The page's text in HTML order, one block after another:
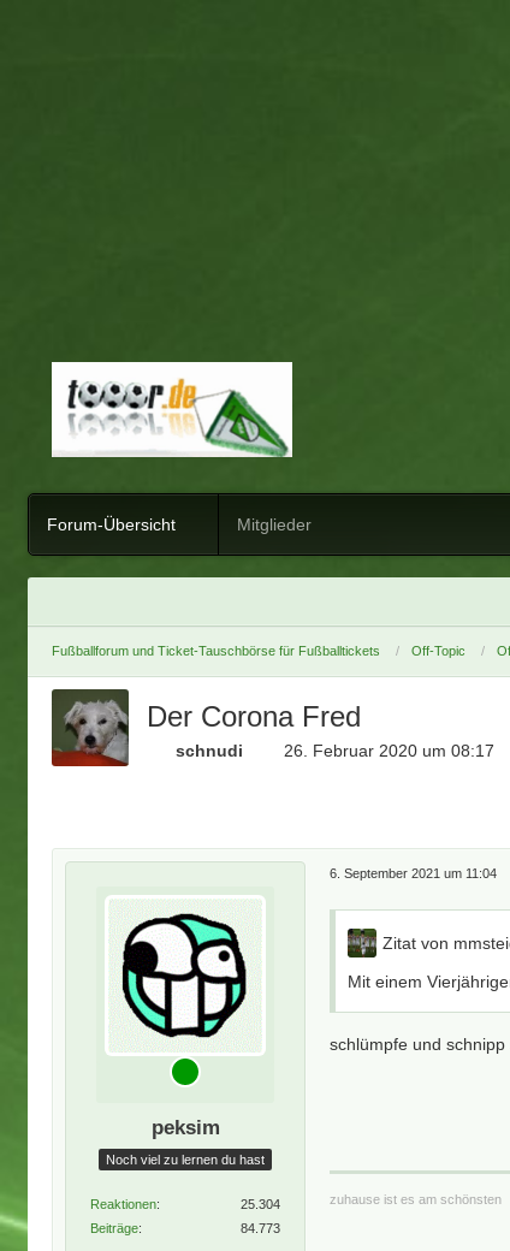
Forum-Übersicht Mitglieder
Fußballforum und Ticket-Tauschbörse für Fußballtickets Off-Topic
Der Corona Fred
schnudi 26. Februar 2020 um 08:17
peksim
Noch viel zu lernen du hast
Reaktionen
25.304
Beiträge
84.773
6. September 2021 um 11:04
Zitat von
Mit einem
schlümpfe und
zuhause ist es am schönsten